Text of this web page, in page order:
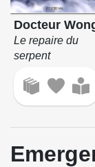
Docteur
Le repaire du
serpent